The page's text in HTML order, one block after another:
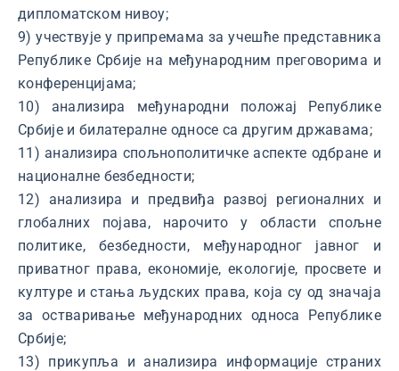
дипломатском нивоу;
9) учествује у припремама за учешће представника
Републике Србије на међународним преговорима и
конференцијама;
10) анализира међународни положај Републике
Србије и билатералне односе са другим државама;
11) анализира спољнополитичке аспекте одбране и
националне безбедности;
12) анализира и предвиђа развој регионалних и
глобалних појава, нарочито у области спољне
политике, безбедности, међународног јавног и
приватног права, економије, екологије, просвете и
културе и стања људских права, која су од значаја
за остваривање међународних односа Републике
Србије;
13) прикупља и анализира информације страних